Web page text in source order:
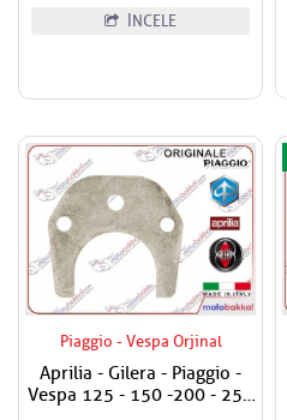
İNCELE
Piaggio - Vespa Orjinal
Aprilia - Gilera - Piaggio -
Vespa 125 - 150 -200 - 250